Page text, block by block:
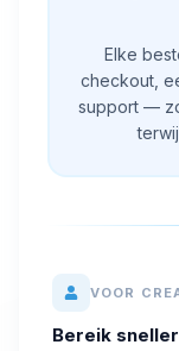
Elke
checkout,
support —
VOOR
Bereik